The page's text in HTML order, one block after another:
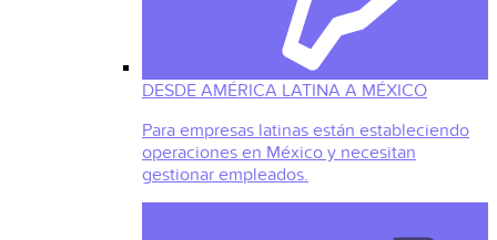
DESDE AMÉRICA LATINA A MÉXICO
Para empresas latinas están estableciendo
operaciones en México y necesitan
gestionar empleados.